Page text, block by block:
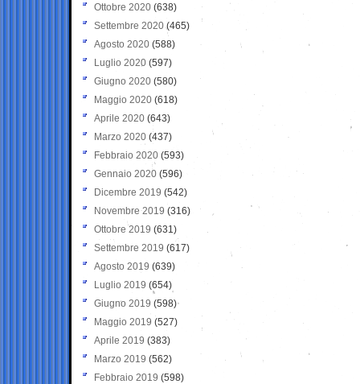
Ottobre 2020 (638)
Settembre 2020(465)
Agosto 2020 (588)
Luglio 2020 (597)
Giugno 2020 (580)
Maggio 2020 (618)
Aprile 2020 (643)
Marzo 2020 (437)
Febbraio 2020 (593)
Gennaio 2020 (596)
Dicembre 2019 (542)
Novembre 2019 (316)
Ottobre 2019 (631)
Settembre 2019 (617)
Agosto 2019 (639)
Luglio 2019 (654)
Giugno 2019 (598)
Maggio 2019 (527)
Aprile 2019 (383)
Marzo 2019 (562)
Febbraio 2019 (598)